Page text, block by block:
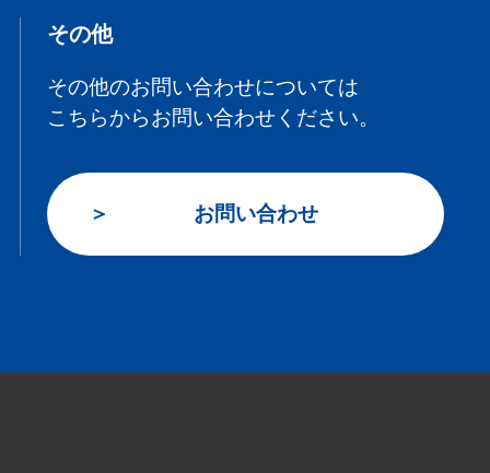
その他
その他のお問い合わせについては
こちらからお問い合わせください。
お問い合わせ